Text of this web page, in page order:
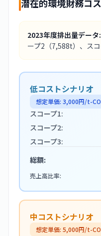
潜在的環境財務コ
2023年度排出量データ:
ープ2 （7,588t） 、ス
低コストシナリオ
想定単価: 3,000円/t-
スコープ1:
スコープ2:
スコープ3:
総額:
売上高比率:
中コストシナリオ
想定単価: 5,000円/t-